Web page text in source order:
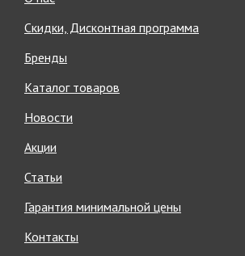
Скидки, Дисконтная программа
Бренды
Каталог товаров
Новости
Акции
Статьи
Гарантия минимальной цены
Контакты